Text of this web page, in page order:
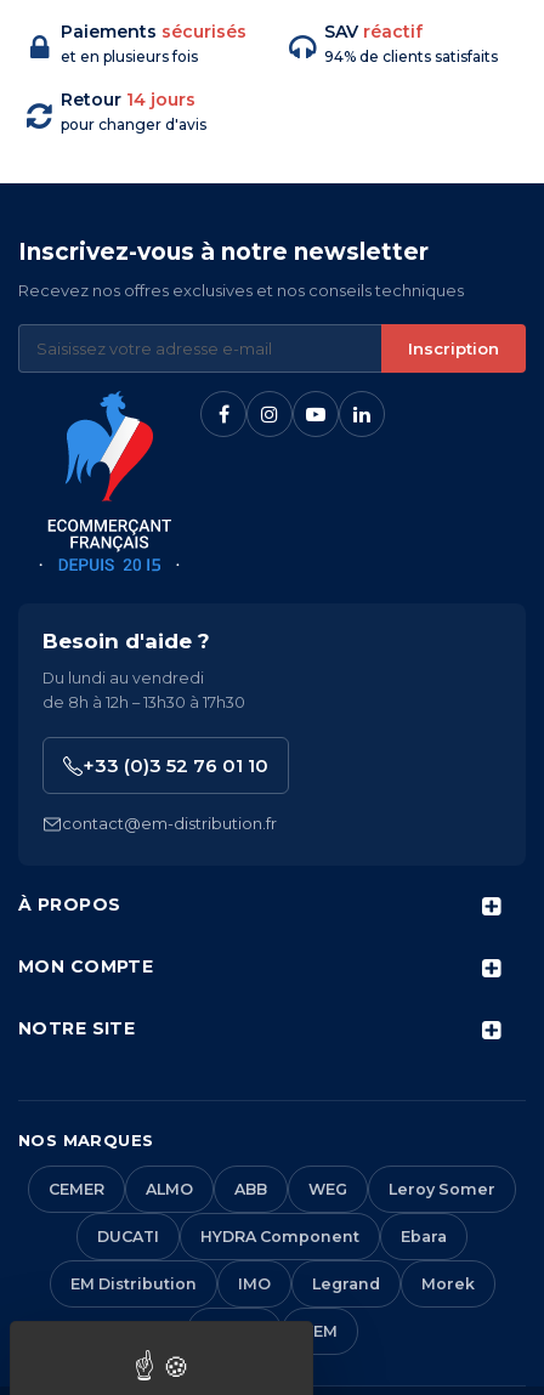
Paiements sécurisés
et en plusieurs fois
SAV réactif
94% de clients satisfaits
Retour 14 jours
pour changer d'avis
Inscrivez-vous à notre newsletter
Recevez nos offres exclusives et nos conseils techniques
Inscription
À PROPOS
MON COMPTE
NOTRE SITE
Besoin d'aide ?
Du lundi au vendredi
de 8h à 12h – 13h30 à 17h30
+33 (0)3 52 76 01 10
contact@em-distribution.fr
NOS MARQUES
CEMER ALMO ABB WEG Leroy Somer
DUCATI HYDRA Component Ebara
EM Distribution IMO Legrand Morek
VEM